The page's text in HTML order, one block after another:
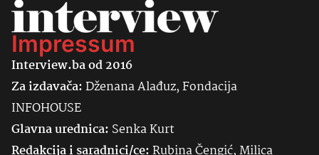
Impressum
Interview.ba od 2016
Za izdavača:Dženana Alađuz, Fondacija
INFOHOUSE
Glavna urednica: SenkaKurt